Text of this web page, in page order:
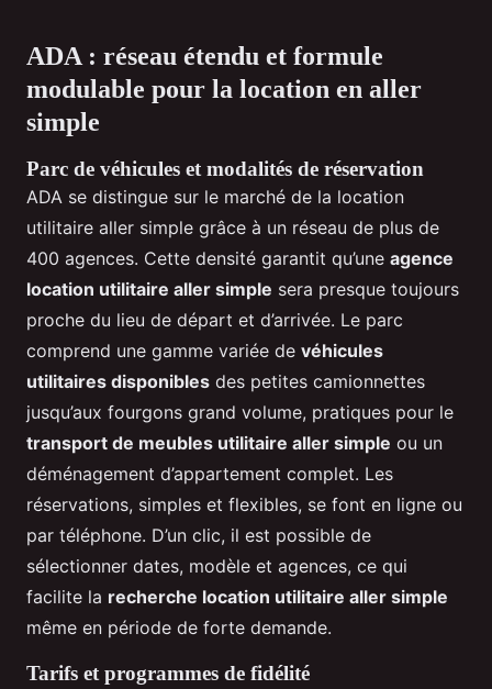
ADA : réseau étendu et formule
modulable pour la location en aller
simple
Parc de véhicules et modalités de réservation
ADA se distingue sur le marché de la location
utilitaire aller simple grâce à un réseau de plus de
400 agences. Cette densité garantit qu’une agence
location utilitaire aller simple sera presque toujours
proche du lieu de départ et d’arrivée. Le parc
comprend une gamme variée de véhicules
utilitaires disponibles des petites camionnettes
jusqu’aux fourgons grand volume, pratiques pour le
transport de meubles utilitaire aller simple ou un
déménagement d’appartement complet. Les
réservations, simples et flexibles, se font en ligne ou
par téléphone. D’un clic, il est possible de
sélectionner dates, modèle et agences, ce qui
facilite la recherche location utilitaire aller simple
même en période de forte demande.
Tarifs et programmes de fidélité